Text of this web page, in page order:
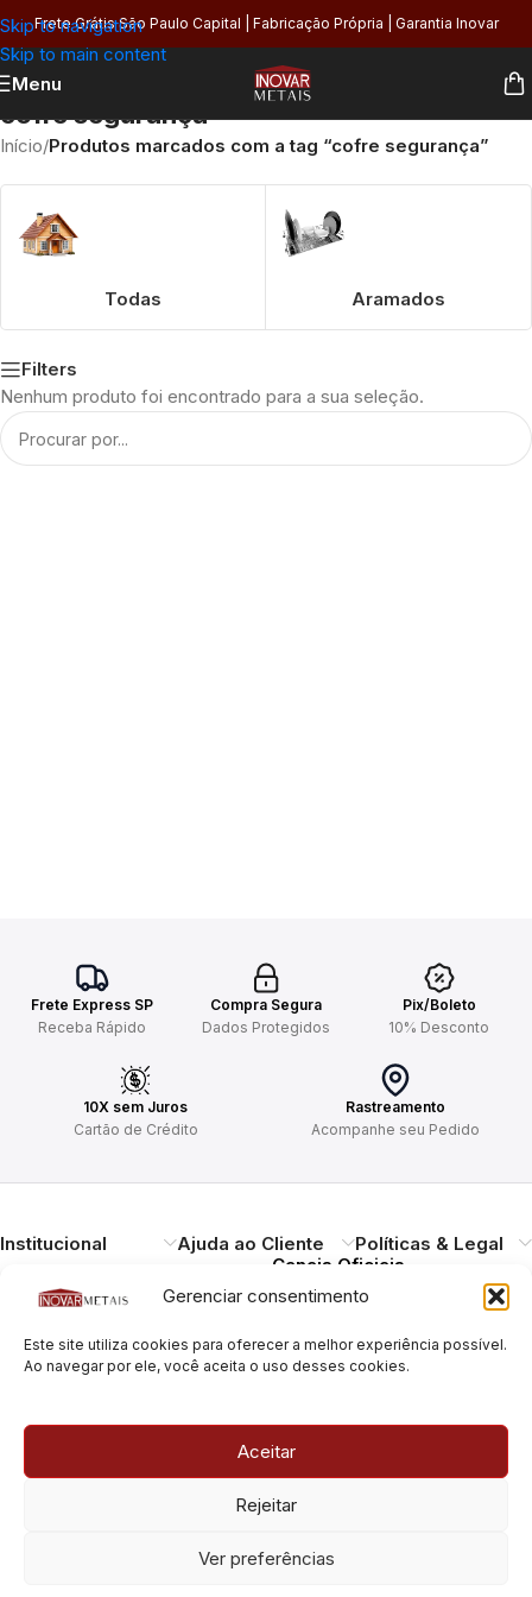
Gerenciar consentimento
Este site utiliza cookies para oferecer a melhor experiência possível.
Ao navegar por ele, você aceita o uso desses cookies.
Aceitar
Rejeitar
Ver preferências
Skip to navigation
Skip to main content
Frete Grátis São Paulo Capital | Fabricação Própria | Garantia Inovar
Menu
cofre segurança
Início/Produtos marcados com a tag “cofre segurança”
Todas Aramados
Filters
Nenhum produto foi encontrado para a sua seleção.
Frete Express SP
Receba Rápido
Compra Segura
Dados Protegidos
Pix/Boleto
10% Desconto
10X sem Juros
Cartão de Crédito
Rastreamento
Acompanhe seu Pedido
Institucional Ajuda ao Cliente Políticas & Legal
Entregando qualidade,
durabilidade e design.
Estamos à disposição.
São Paulo/SP – CEP: 05424-
São Paulo/SP – CEP: 05424-
Canais Oficiais
Pague com Segurança